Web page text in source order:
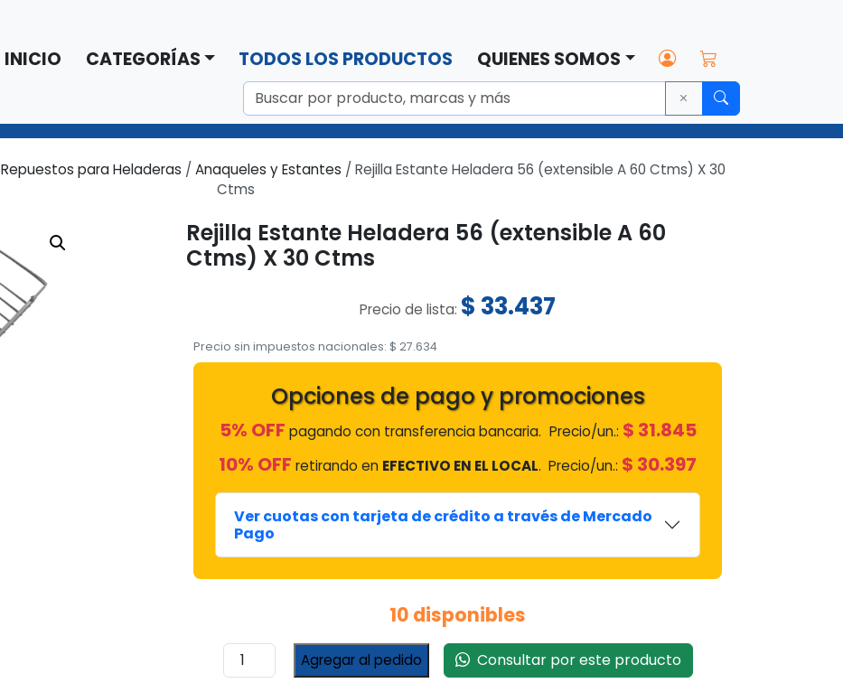
INICIO CATEGORÍAS TODOS LOS PRODUCTOS QUIENES SOMOS
Repuestos para Heladeras / Anaqueles y Estantes / Rejilla Estante Heladera 56 (extensible A 60 Ctms) X 30
Ctms
Rejilla Estante Heladera 56 (extensible A 60
Ctms) X 30 Ctms
Precio de lista: $ 33.437
Precio sin impuestos nacionales:$ 27.634
Opciones de pago y promociones
5% OFF pagando con transferencia bancaria. Precio/un.: $ 31.845
10% OFF retirando en EFECTIVO EN EL LOCAL. Precio/un.: $ 30.397
Ver cuotas con tarjeta de crédito a través de Mercado
Pago
10 disponibles
Rejilla
Estante
Agregar al pedido Consultar por este producto